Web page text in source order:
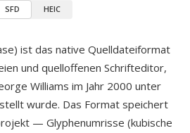
SFD HEIC
ist das native Quelldateiformat
und quelloffenen Schrifteditor,
Williams im Jahr 2000 unter
wurde. Das Format speichert
— Glyphenumrisse (kubische